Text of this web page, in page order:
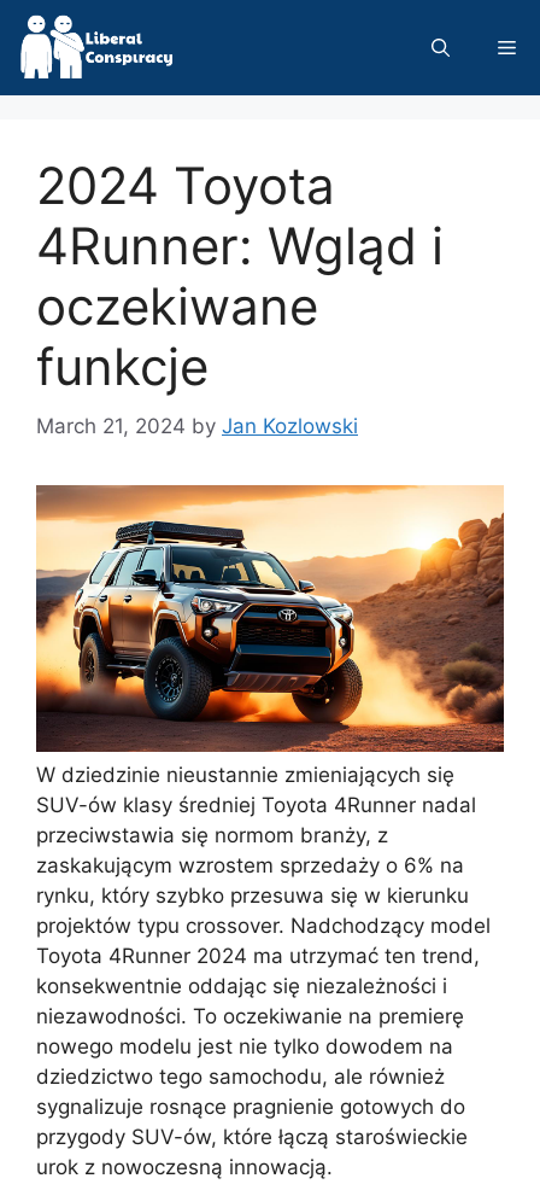
Skip
content
2024 Toyota
4Runner: Wgląd i
oczekiwane
funkcje
March 21, 2024 by Jan Kozlowski
W dziedzinie nieustannie zmieniających się
SUV-ów klasy średniej Toyota 4Runner nadal
przeciwstawia się normom branży, z
zaskakującym wzrostem sprzedaży o 6% na
rynku, który szybko przesuwa się w kierunku
projektów typu crossover. Nadchodzący model
Toyota 4Runner 2024 ma utrzymać ten trend,
konsekwentnie oddając się niezależności i
niezawodności. To oczekiwanie na premierę
nowego modelu jest nie tylko dowodem na
dziedzictwo tego samochodu, ale również
sygnalizuje rosnące pragnienie gotowych do
przygody SUV-ów, które łączą staroświeckie
urok z nowoczesną innowacją.